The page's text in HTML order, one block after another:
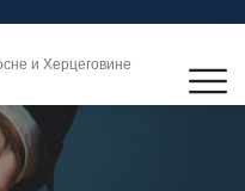
и Херцеговине